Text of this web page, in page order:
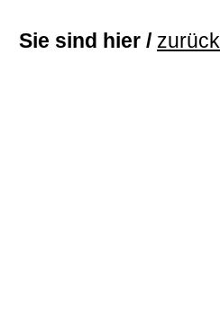
Sie sind hier / zurück